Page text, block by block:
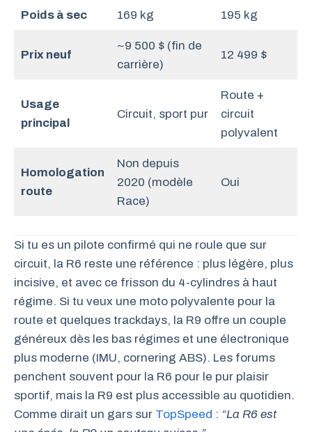
Poids à sec 169 kg 195 kg
Prix neuf
~9 500 $ (fin de
carrière)
12 499 $
Usage
principal
Circuit, sport pur
Route +
circuit
polyvalent
Homologation
route
Non depuis
2020 (modèle
Race)
Oui
Si tu es un pilote confirmé qui ne roule que sur
circuit, la R6 reste une référence : plus légère, plus
incisive, et avec ce frisson du 4-cylindres à haut
régime. Si tu veux une moto polyvalente pour la
route et quelques trackdays, la R9 offre un couple
généreux dès les bas régimes et une électronique
plus moderne (IMU, cornering ABS). Les forums
penchent souvent pour la R6 pour le pur plaisir
sportif, mais la R9 est plus accessible au quotidien.
Comme dirait un gars sur TopSpeed : “La R6 est